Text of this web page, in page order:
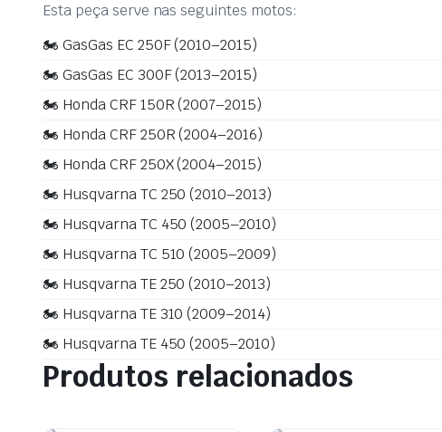
Esta peça serve nas seguintes motos:
🏍️ GasGas EC 250F (2010–2015)
🏍️ GasGas EC 300F (2013–2015)
🏍️ Honda CRF 150R (2007–2015)
🏍️ Honda CRF 250R (2004–2016)
🏍️ Honda CRF 250X (2004–2015)
🏍️ Husqvarna TC 250 (2010–2013)
🏍️ Husqvarna TC 450 (2005–2010)
🏍️ Husqvarna TC 510 (2005–2009)
🏍️ Husqvarna TE 250 (2010–2013)
🏍️ Husqvarna TE 310 (2009–2014)
🏍️ Husqvarna TE 450 (2005–2010)
Produtos relacionados